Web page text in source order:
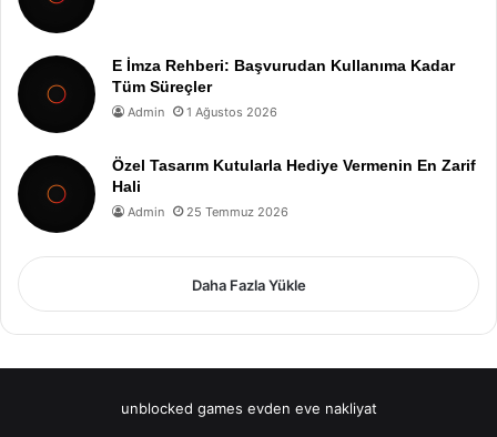
E İmza Rehberi: Başvurudan Kullanıma Kadar
Tüm Süreçler
Admin 1 Ağustos 2026
Özel Tasarım Kutularla Hediye Vermenin En Zarif
Hali
Admin 25 Temmuz 2026
Daha Fazla Yükle
unblocked games evden eve nakliyat